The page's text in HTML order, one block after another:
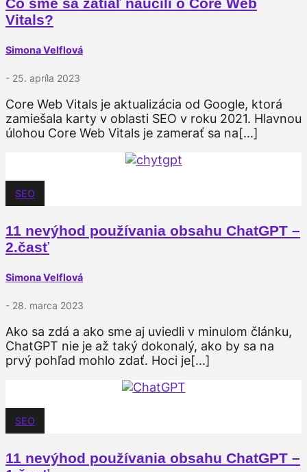
Čo sme sa zatiaľ naučili o Core Web
Vitals?
Simona Velflová
- 25. apríla 2023
Core Web Vitals je aktualizácia od Google, ktorá
zamiešala karty v oblasti SEO v roku 2021. Hlavnou
úlohou Core Web Vitals je zamerať sa na[...]
SEO
11 nevýhod používania obsahu ChatGPT –
2.časť
Simona Velflová
- 28. marca 2023
Ako sa zdá a ako sme aj uviedli v minulom článku,
ChatGPT nie je až taký dokonalý, ako by sa na
prvý pohľad mohlo zdať. Hoci je[...]
SEO
11 nevýhod používania obsahu ChatGPT –